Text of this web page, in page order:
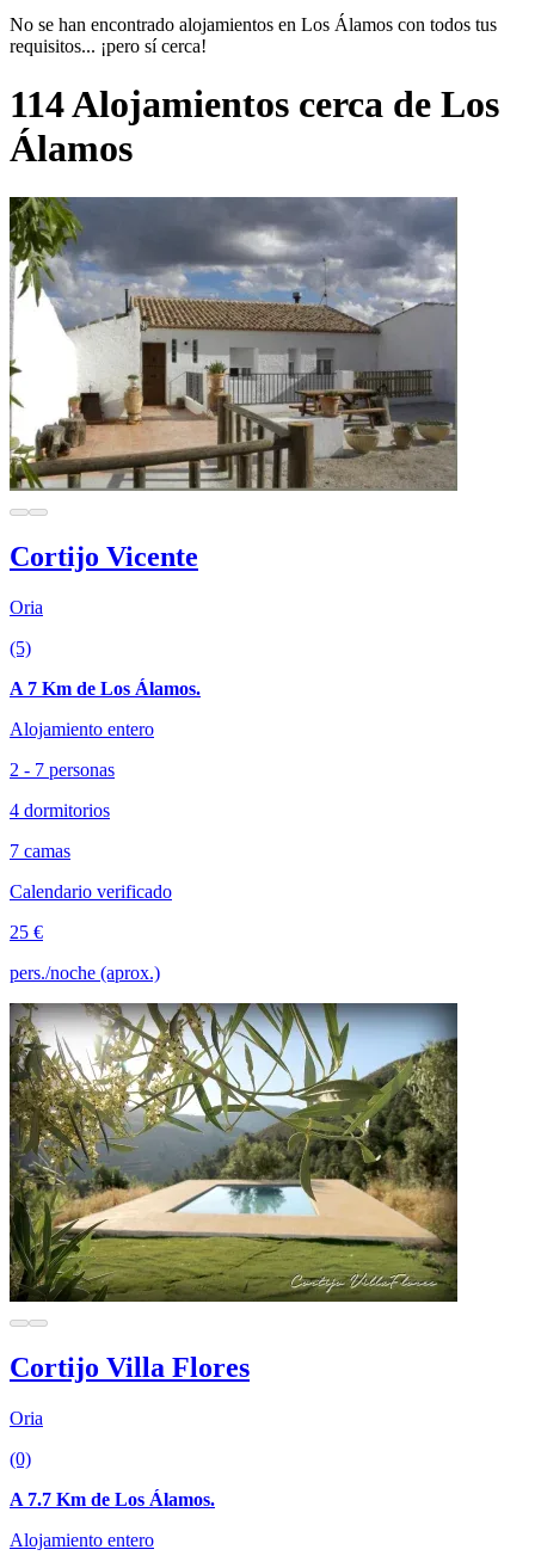
No se han encontrado alojamientos en Los Álamos con todos tus
requisitos... ¡pero sí cerca!
114 Alojamientos cerca de Los
Álamos
Cortijo Vicente
Oria
(5)
A 7 Km de Los Álamos.
Alojamiento entero
2 - 7 personas
4 dormitorios
7 camas
Calendario verificado
25 €
pers./noche (aprox.)
Cortijo Villa Flores
Oria
(0)
A 7.7 Km de Los Álamos.
Alojamiento entero